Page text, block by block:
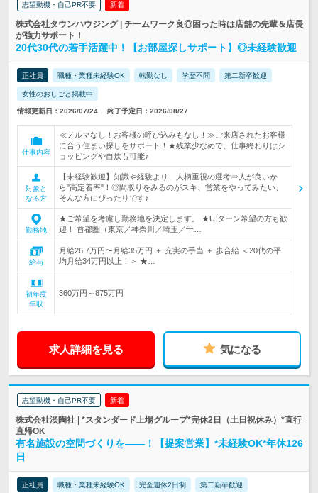
志望動機・自己PR不要 新着
株式会社タウンハウジング | チームワーク良◎困った時は店舗の先輩＆店長
が強力サポート！
20代30代の若手活躍中！【お部屋探しサポート】◎未経験歓迎
正社員 職種・業種未経験OK 転勤なし 学歴不問 第二新卒歓迎
女性のおしごと掲載中
情報更新日：2026/07/24 終了予定日：2026/08/27
仕事内容
≪ノルマなし！お客様の呼び込みもなし！≫ご来店されたお客様
に合う住まい探しをサポート！★残業少なめで、仕事終わりはシ
ョッピングや自炊も可能♪
対象と
なる方
【未経験歓迎】知識や経験より、人柄重視の選考⇒人が良いか
ら"高定着率"！◎間取りをみるのがスキ、営業をやってみたい、
そんな方にぴったりです♪
勤務地
★ご希望を考慮し勤務地を決定します。 ★UIターン希望の方も歓
迎！ 首都圏（東京／神奈川／埼玉／千…
給与
月給26.7万円〜月給35万円 ＋ 充実の手当 ＋ 歩合給 ＜20代の平
均月給34万円以上！＞ ★…
初年度
年収
360万円～875万円
求人詳細を見る 気になる
志望動機・自己PR不要 新着
株式会社淡陶社 | *スタンダード上場グループ*完休2日（土日祝休み）*直行
直帰OK
有名施設の空間づくりを――！【提案営業】*未経験OK*年休126
日
正社員 職種・業種未経験OK 完全週休2日制 第二新卒歓迎